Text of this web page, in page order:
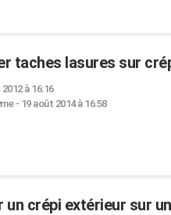
taches lasures sur
à 16:16
- 19 août 2014 à 16:58
un crépi extérieur sur